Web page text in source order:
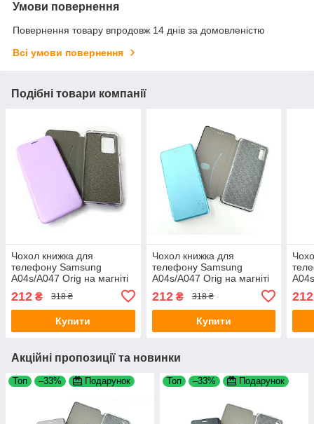
Умови повернення
Повернення товару впродовж 14 днів за домовленістю
Всі умови повернення
Подібні товари компанії
Чохол книжка для
телефону Samsung
A04s/A047 Orig на магніті
кишенею для карток
Lavander 4you
212 ₴ 318 ₴
Купити
Чохол книжка для
телефону Samsung
A04s/A047 Orig на магніті
кишенею для карток Light
blue 4you
212₴ 318 ₴
Купити
4you
212
Акційні пропозиції та новинки
Топ –33% Подарунок Топ –33% Подарунок